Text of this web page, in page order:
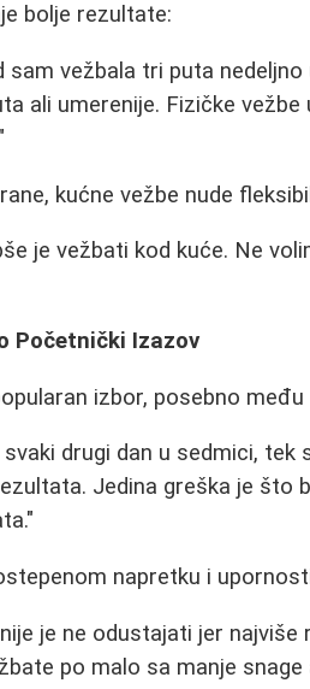
bolje rezultate:
sam vežbala tri puta
ali umerenije. Fizičke
kućne vežbe nude
je vežbati kod kuće. Ne
Početnički Izazov
izbor, posebno
drugi dan u sedmici,
Jedina greška je što
napretku i
je ne odustajati jer
po malo sa manje snage